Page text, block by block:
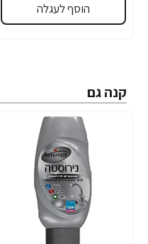
הוסף לעגלה
קנה גם